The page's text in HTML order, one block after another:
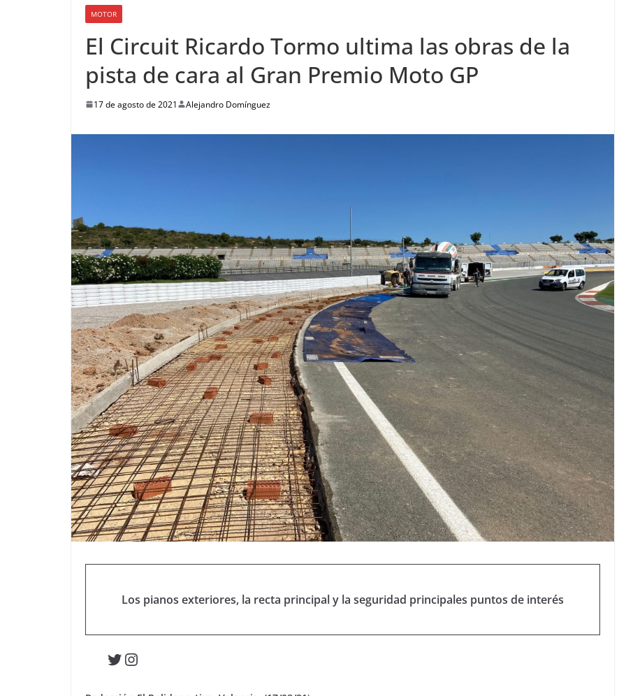
MOTOR
El Circuit Ricardo Tormo ultima las obras de la
pista de cara al Gran Premio Moto GP
17 de agosto de 2021 Alejandro Domínguez
Los pianos exteriores, la recta principal y la seguridad principales puntos de interés
Twitter
Instagram